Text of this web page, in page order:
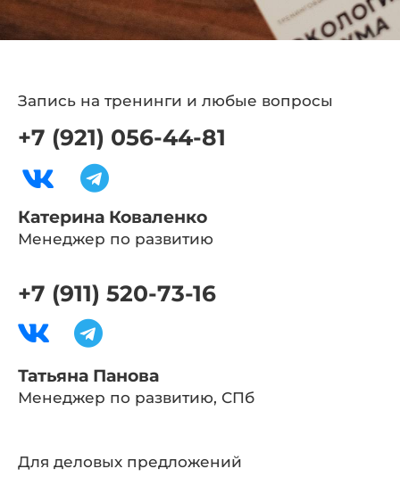
Trans camp Современный гипноз 2022
2:07
Trans camp Современный гипноз 2022
Trans camp Современный гипноз 2022
НЛП Практик, 31 поток, отзывы, 01
Запись на тренинги и любые вопросы
+7 (921) 056-44-81
Катерина Коваленко
Менеджер по развитию
+7 (911) 520-73-16
Татьяна Панова
Менеджер по развитию, СПб
Для деловых предложений